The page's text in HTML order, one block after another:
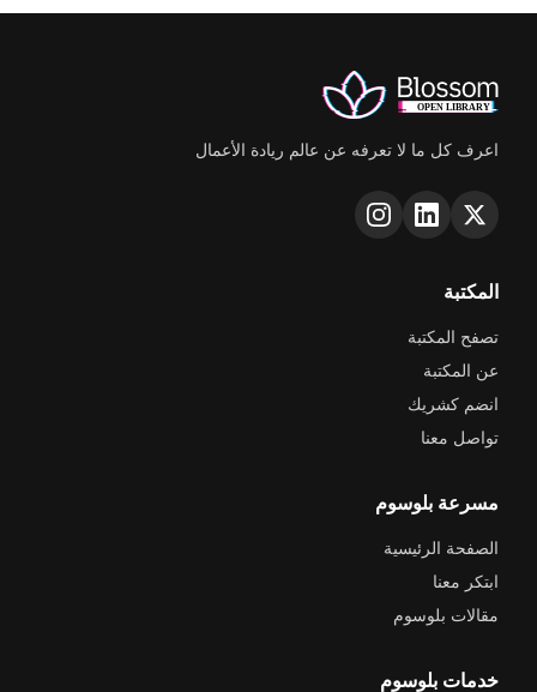
اعرف كل ما لا تعرفه عن عالم ريادة الأعمال
المكتبة
تصفح المكتبة
عن المكتبة
انضم كشريك
تواصل معنا
مسرعة بلوسوم
الصفحة الرئيسية
ابتكر معنا
مقالات بلوسوم
خدمات بلوسوم